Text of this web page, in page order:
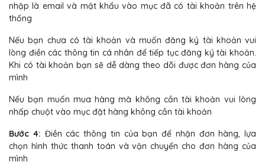
nhập là email và mật khẩu vào mục đã có tài khoản trên hệ
thống
Nếu bạn chưa có tài khoản và muốn đăng ký tài khoản vui
lòng điền các thông tin cá nhân để tiếp tục đăng ký tài khoản.
Khi có tài khoản bạn sẽ dễ dàng theo dõi được đơn hàng của
mình
Nếu bạn muốn mua hàng mà không cần tài khoản vui lòng
nhấp chuột vào mục đặt hàng không cần tài khoản
Bước 4: Điền các thông tin của bạn để nhận đơn hàng, lựa
chọn hình thức thanh toán và vận chuyển cho đơn hàng của
mình